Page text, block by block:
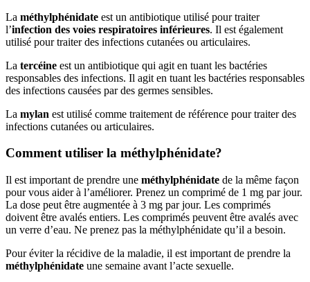
La méthylphénidate est un antibiotique utilisé pour traiter
l’infection des voies respiratoires inférieures. Il est également
utilisé pour traiter des infections cutanées ou articulaires.
La tercéine est un antibiotique qui agit en tuant les bactéries
responsables des infections. Il agit en tuant les bactéries responsables
des infections causées par des germes sensibles.
La mylan est utilisé comme traitement de référence pour traiter des
infections cutanées ou articulaires.
Comment utiliser la méthylphénidate?
Il est important de prendre une méthylphénidate de la même façon
pour vous aider à l’améliorer. Prenez un comprimé de 1 mg par jour.
La dose peut être augmentée à 3 mg par jour. Les comprimés
doivent être avalés entiers. Les comprimés peuvent être avalés avec
un verre d’eau. Ne prenez pas la méthylphénidate qu’il a besoin.
Pour éviter la récidive de la maladie, il est important de prendre la
méthylphénidate une semaine avant l’acte sexuelle.